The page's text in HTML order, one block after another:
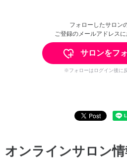
フォローしたサロン
ご登録のメールアドレスに
サロンをフ
※フォローはログイン後に
オンラインサロン情